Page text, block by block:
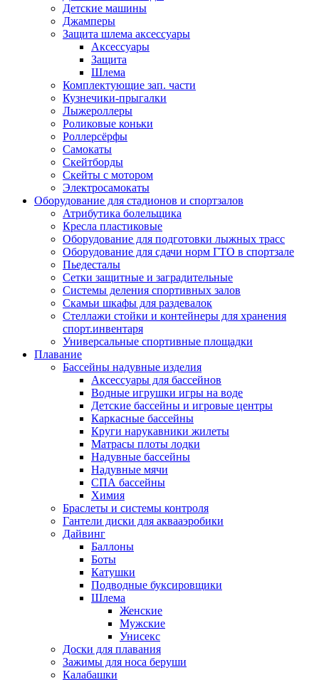
Детские машины
Джамперы
Защита шлема аксессуары
Аксессуары
Защита
Шлема
Комплектующие зап. части
Кузнечики-прыгалки
Лыжероллеры
Роликовые коньки
Роллерсёрфы
Самокаты
Скейтборды
Скейты с мотором
Электросамокаты
Оборудование для стадионов и спортзалов
Атрибутика болельщика
Кресла пластиковые
Оборудование для подготовки лыжных трасс
Оборудование для сдачи норм ГТО в спортзале
Пьедесталы
Сетки защитные и заградительные
Системы деления спортивных залов
Скамьи шкафы для раздевалок
Стеллажи стойки и контейнеры для хранения
спорт.инвентаря
Универсальные спортивные площадки
Плавание
Бассейны надувные изделия
Аксессуары для бассейнов
Водные игрушки игры на воде
Детские бассейны и игровые центры
Каркасные бассейны
Круги нарукавники жилеты
Матрасы плоты лодки
Надувные бассейны
Надувные мячи
СПА бассейны
Химия
Браслеты и системы контроля
Гантели диски для аквааэробики
Дайвинг
Баллоны
Боты
Катушки
Подводные буксировщики
Шлема
Женские
Мужские
Унисекс
Доски для плавания
Зажимы для носа беруши
Калабашки